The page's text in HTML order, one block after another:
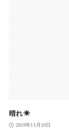
晴れ☀
2019年11月10日